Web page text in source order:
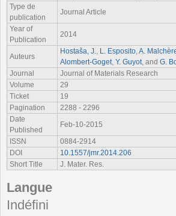
Type de
publication
Journal Article
Year of
Publication
2014
Auteurs
Hostaša, J. L. Esposito A.
Alombert-Goget Y. Guyot , and G.
Journal
Journal of Materials Research
Volume
29
Ticket
19
Pagination
2288 - 2296
Date
Published
Feb-10-2015
ISSN
0884-2914
DOI
10.1557/jmr.2014.206
Short Title
J. Mater. Res.
Langue
Indéfini